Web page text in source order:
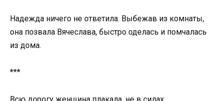
Надежда ничего не ответила. Выбежав из комнаты,
она позвала Вячеслава, быстро оделась и помчалась
из дома.
***
Всю дорогу женщина плакала, не в силах